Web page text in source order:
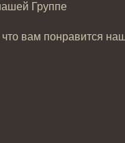
Группе
вам понравится